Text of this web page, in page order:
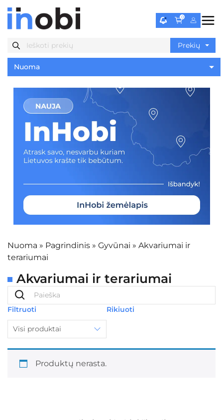
0
Nuoma » Pagrindinis » Gyvūnai » Akvariumai ir
terariumai
Akvariumai ir terariumai
Nuoma
Filtruoti
Visi produktai
Rikiuoti
Produktų nerasta.